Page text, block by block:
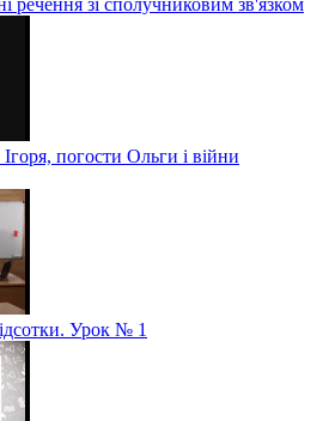
погости Ольги і війни
Урок № 1